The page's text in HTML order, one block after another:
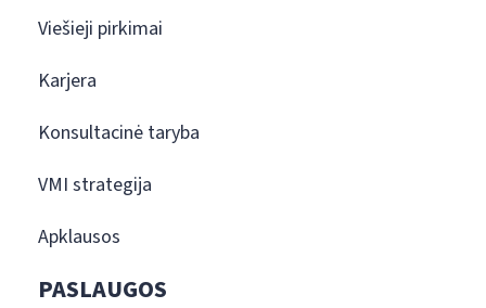
Viešieji pirkimai
Karjera
Konsultacinė taryba
VMI strategija
Apklausos
PASLAUGOS